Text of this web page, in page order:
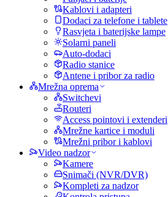
Kablovi i adapteri
Dodaci za telefone i tablete
Rasvjeta i baterijske lampe
Solarni paneli
Auto-dodaci
Radio stanice
Antene i pribor za radio
Mrežna oprema
Switchevi
Routeri
Access pointovi i extenderi
Mrežne kartice i moduli
Mrežni pribor i kablovi
Video nadzor
Kamere
Snimači (NVR/DVR)
Kompleti za nadzor